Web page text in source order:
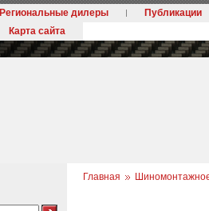
Региональные дилеры
Публикации
Карта сайта
Главная